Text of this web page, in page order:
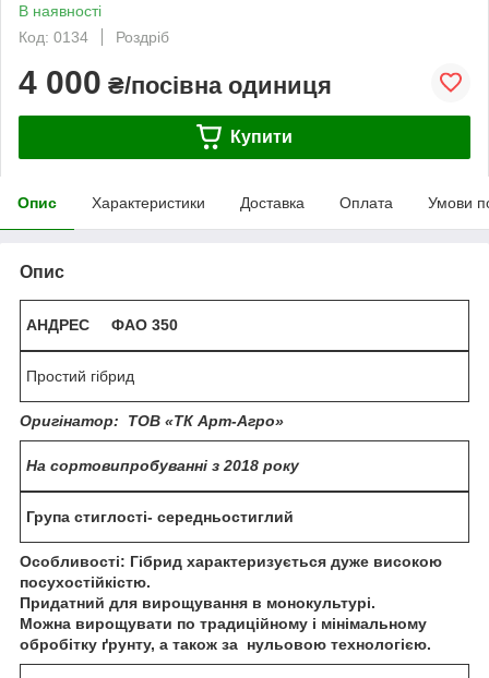
В наявності
Код: 0134
Роздріб
4 000 ₴/посівна одиниця
Купити
Опис Характеристики Доставка Оплата Умови
Опис
АНДРЕС ФАО 350
Простий гібрид
Оригінатор: ТОВ «ТК Арт-Агро»
На сортовипробуванні з 2018 року
Група стиглості- середньостиглий
Особливості: Гібрид характеризується дуже високою
посухостійкістю.
Придатний для вирощування в монокультурі.
Можна вирощувати по традиційному і мінiмальному
обробітку ґрунту, а також за нульовою технологією.